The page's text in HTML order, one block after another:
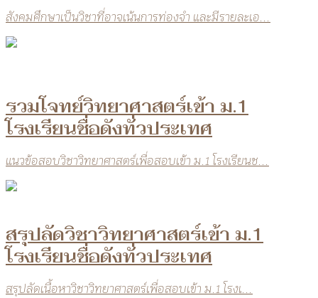
สังคมศึกษาเป็นวิชาที่อาจเน้นการท่องจำ และมีรายละเอ...
รวมโจทย์วิทยาศาสตร์เข้า ม.1
โรงเรียนชื่อดังทั่วประเทศ
แนวข้อสอบวิชาวิทยาศาสตร์เพื่อสอบเข้า ม.1 โรงเรียนช...
สรุปลัดวิชาวิทยาศาสตร์เข้า ม.1
โรงเรียนชื่อดังทั่วประเทศ
สรุปลัดเนื้อหาวิชาวิทยาศาสตร์เพื่อสอบเข้า ม.1 โรงเ...